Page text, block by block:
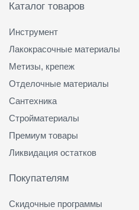
Каталог товаров
Инструмент
Лакокрасочные материалы
Метизы, крепеж
Отделочные материалы
Сантехника
Стройматериалы
Премиум товары
Ликвидация остатков
Покупателям
Скидочные программы